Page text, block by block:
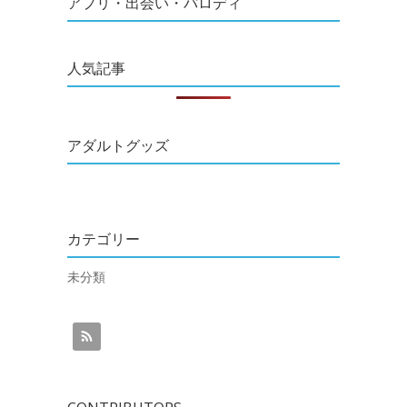
人気記事
アダルトグッズ
カテゴリー
未分類